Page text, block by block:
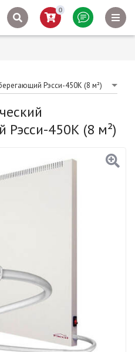
0
Рэсси-450К (8 м²)
Рэсси-450К (8 м²)